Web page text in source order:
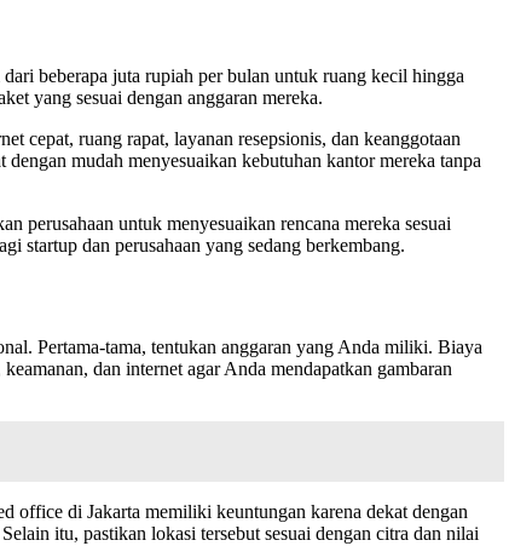
beberapa juta rupiah per bulan untuk ruang kecil hingga
yang sesuai dengan anggaran mereka.
cepat, ruang rapat, layanan resepsionis, dan keanggotaan
mudah menyesuaikan kebutuhan kantor mereka tanpa
perusahaan untuk menyesuaikan rencana mereka sesuai
startup dan perusahaan yang sedang berkembang.
Pertama-tama, tentukan anggaran yang Anda miliki. Biaya
dan internet agar Anda mendapatkan gambaran
office di Jakarta memiliki keuntungan karena dekat dengan
itu, pastikan lokasi tersebut sesuai dengan citra dan nilai